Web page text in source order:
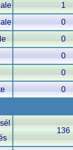
1
0
0
0
0
0
136